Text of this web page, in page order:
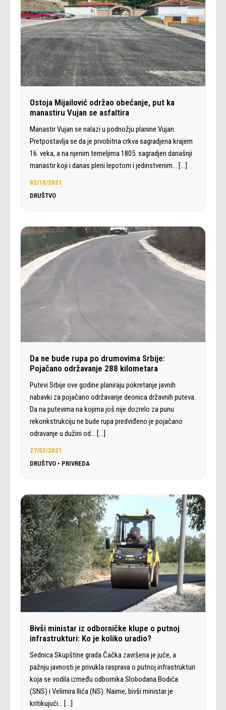
Ostoja Mijailović održao obećanje, put ka
manastiru Vujan se asfaltira
Manastir Vujan se nalazi u podnožju planine Vujan.
Pretpostavlja se da je prvobitna crkva sagradjena krajem
16. veka, a na njenim temeljima 1805. sagradjen današnji
manastir koji i danas pleni lepotom i jedinstvenim… […]
02/10/2021
DRUŠTVO
Da ne bude rupa po drumovima Srbije:
Pojačano održavanje 288 kilometara
Putevi Srbije ove godine planiraju pokretanje javnih
nabavki za pojačano održavanje deonica državnih puteva.
Da na putevima na kojima još nije dozrelo za punu
rekonkstrukciju ne bude rupa predviđeno je pojačano
odravanje u dužini od…
[…]
27/02/2021
DRUŠTVO • PRIVREDA
Bivši ministar iz odborničke klupe o putnoj
infrastrukturi: Ko je koliko uradio?
Sednica Skupštine grada Čačka završena je juče, a
pažnju javnosti je privukla rasprava o putnoj infrastrukturi
koja se vodila između odbornika Slobodana Bodića
(SNS) i Velimira Ilića (NS). Naime, bivši ministar je
kritikujući… […]